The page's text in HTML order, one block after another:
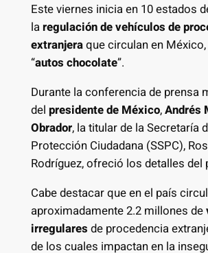
Este viernes inicia en 10 estados
laregulación de vehículos de
extranjeraque circulan en
“autos chocolate”.
Durante la conferencia de prensa
del presidente de México,Andrés
Obrador, la titular de la Secretaría
Protección Ciudadana (SSPC),
Rodríguez, ofreció los detalles del
Cabe destacar que en el país
aproximadamente 2.2 millones de
irregulares de procedencia
de los cuales impactan en la